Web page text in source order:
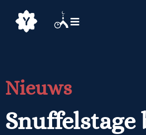
Nieuws
Snuffelstage